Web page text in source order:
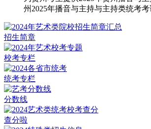
州2025年播音与主持与主持类统考考
招生简章
校考专栏
统考专栏
分数线
查分啦